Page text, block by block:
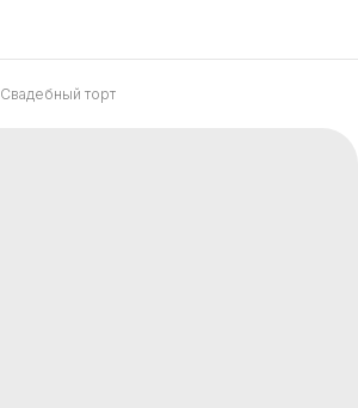
Свадебный торт